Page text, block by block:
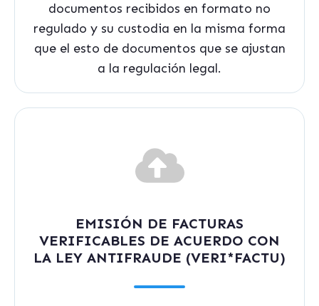
documentos recibidos en formato no
regulado y su custodia en la misma forma
que el esto de documentos que se ajustan
a la regulación legal.
EMISIÓN DE FACTURAS
VERIFICABLES DE ACUERDO CON
LA LEY ANTIFRAUDE (VERI*FACTU)